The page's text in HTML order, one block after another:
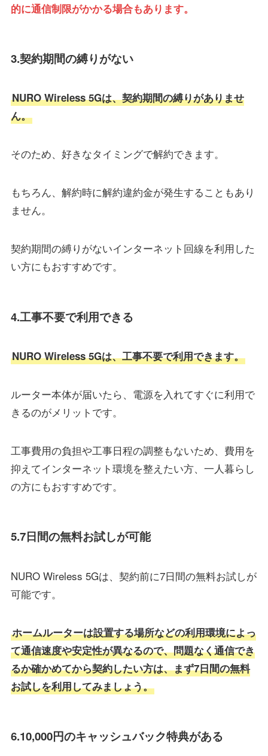
的に通信制限がかかる場合もあります。
3.契約期間の縛りがない
NURO Wireless 5Gは、契約期間の縛りがありませ
ん。
そのため、好きなタイミングで解約できます。
もちろん、解約時に解約違約金が発生することもあり
ません。
契約期間の縛りがないインターネット回線を利用した
い方にもおすすめです。
4.工事不要で利用できる
NURO Wireless 5Gは、工事不要で利用できます。
ルーター本体が届いたら、電源を入れてすぐに利用で
きるのがメリットです。
工事費用の負担や工事日程の調整もないため、費用を
抑えてインターネット環境を整えたい方、一人暮らし
の方にもおすすめです。
5.7日間の無料お試しが可能
NURO Wireless 5Gは、契約前に7日間の無料お試しが
可能です。
ホームルーターは設置する場所などの利用環境によっ
て通信速度や安定性が異なるので、問題なく通信でき
るか確かめてから契約したい方は、まず7日間の無料
お試しを利用してみましょう。
6.10,000円のキャッシュバック特典がある